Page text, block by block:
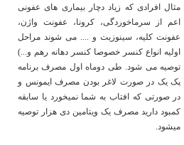
عدد
مثال افرادی که زیاد دچار بیماری های عفونی
اعم از سرماخوردگی، کرونا، عفونت واژن،
عفونت کلیه، سینوزیت و .... می شوند مراحل
اولیه انواع کنسر خصوصا کنسر دهانه رهم و...)
توصیه می شود. طی دوماه اول مصرف برنامه
پک یک در صورت لاغر بودن مصرف ایمونس و
در صورتی که افتاب به شما نمیخورد یا سابقه
کمبود دارید مصرف یک ویتامین دی هزار توصیه
میشود.